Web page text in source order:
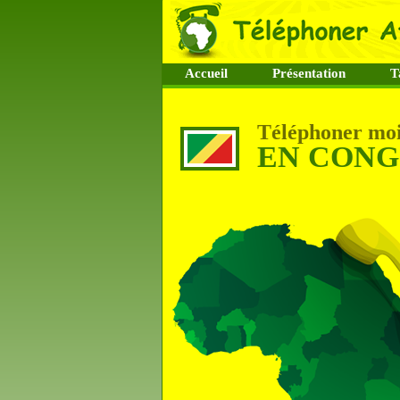
Accueil Présentation
Téléphoner
EN